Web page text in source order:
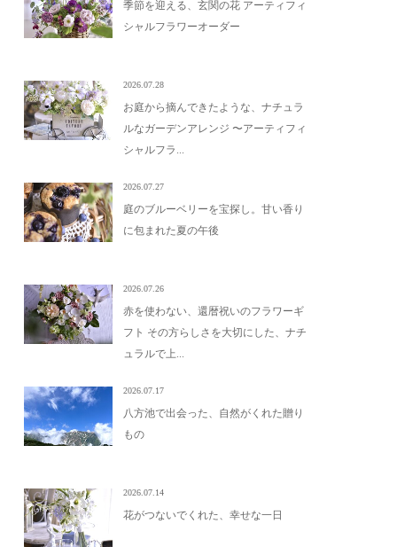
季節を迎える、玄関の花 アーティフィ
シャルフラワーオーダー
2026.07.28
お庭から摘んできたような、ナチュラ
ルなガーデンアレンジ 〜アーティフィ
シャルフラ...
2026.07.27
庭のブルーベリーを宝探し。甘い香り
に包まれた夏の午後
2026.07.26
赤を使わない、還暦祝いのフラワーギ
フト その方らしさを大切にした、ナチ
ュラルで上...
2026.07.17
八方池で出会った、自然がくれた贈り
もの
2026.07.14
花がつないでくれた、幸せな一日